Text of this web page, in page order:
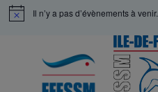
N
Il n’y a pas d’évènements à venir.